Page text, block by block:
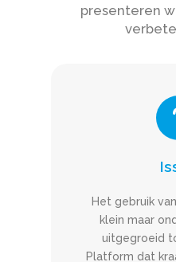
presenteren
Het gebruik
klein maar
uitgegroeid
Platform dat